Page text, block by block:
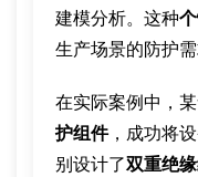
建模分析。这种
生产场景的防护需
在实际案例中，
护组件，成功将
别设计了双重绝